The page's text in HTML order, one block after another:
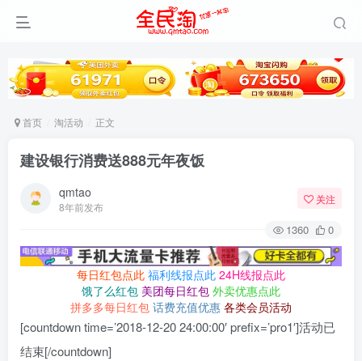
首页 淘活动 正文
建设银行消费送888元年夜饭
qmtao
8年前发布
关注
1360 0
每日红包点此 福利线报点此 24H线报点此
饿了么红包 美团每日红包 外卖优惠点此
拼多多每日红包 话费充值优惠 各类会员活动
[countdown time=’2018-12-20 24:00:00′ prefix=’pro1′]活动已
结束[/countdown]